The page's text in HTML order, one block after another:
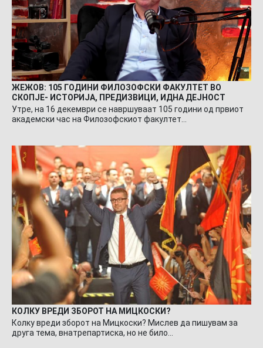
ЖЕЖОВ: 105 ГОДИНИ ФИЛОЗОФСКИ ФАКУЛТЕТ ВО
СКОПЈЕ- ИСТОРИЈА, ПРЕДИЗВИЦИ, ИДНА ДЕЈНОСТ
Утре, на 16 декември се навршуваат 105 години од првиот
академски час на Филозофскиот факултет…
КОЛКУ ВРЕДИ ЗБОРОТ НА МИЦКОСКИ?
Колку вреди зборот на Мицкоски? Мислев да пишувам за
друга тема, внатрепартиска, но не било…